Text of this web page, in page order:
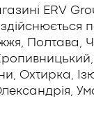
ERV
Полтава,
Охтирка,